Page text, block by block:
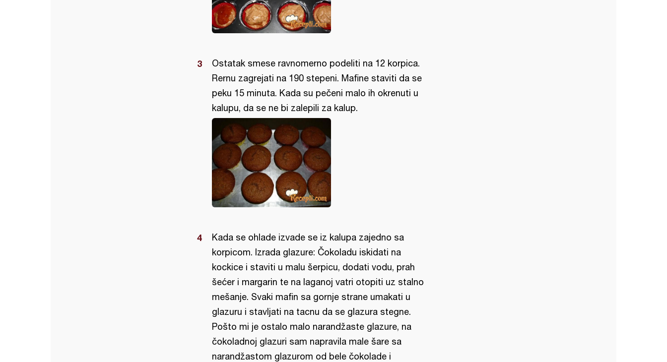
Ostatak smese ravnomerno podeliti na 12 korpica.
Rernu zagrejati na 190 stepeni. Mafine staviti da se
peku 15 minuta. Kada su pečeni malo ih okrenuti u
kalupu, da se ne bi zalepili za kalup.
Kada se ohlade izvade se iz kalupa zajedno sa
korpicom. Izrada glazure: Čokoladu iskidati na
kockice i staviti u malu šerpicu, dodati vodu, prah
šećer i margarin te na laganoj vatri otopiti uz stalno
mešanje. Svaki mafin sa gornje strane umakati u
glazuru i stavljati na tacnu da se glazura stegne.
Pošto mi je ostalo malo narandžaste glazure, na
čokoladnoj glazuri sam napravila male šare sa
narandžastom glazurom od bele čokolade i